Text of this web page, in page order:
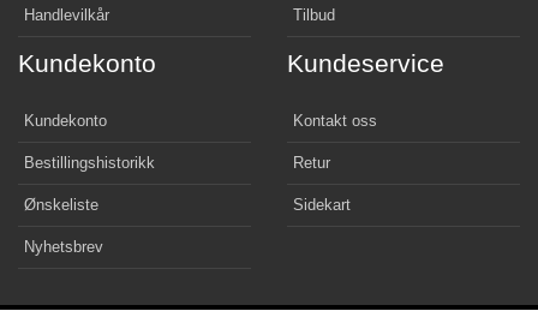
Handlevilkår Tilbud
Kundekonto
Kundekonto
Bestillingshistorikk
Ønskeliste
Nyhetsbrev
Kundeservice
Kontakt oss
Retur
Sidekart